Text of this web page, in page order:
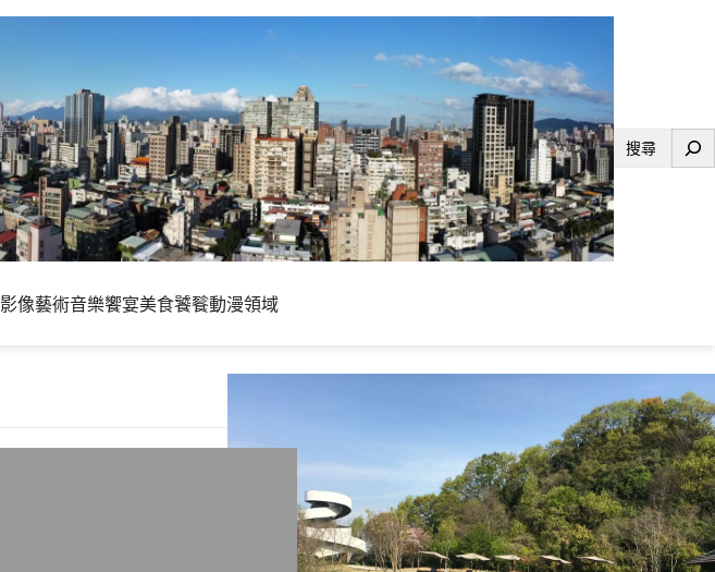
搜
影像藝術音樂饗宴美食饕餮動漫領域